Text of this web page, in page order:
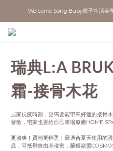
Welcome Song Baby親子生活美
瑞典L:A
霜-接骨木花
居家抗疫時刻，更需要能帶來好運的接骨
發散，宅家也要給自己來場療癒HOME
更清爽！質地更輕盈！最適合夏天使用的
底，可抵禦自由基侵害，榮獲歐盟